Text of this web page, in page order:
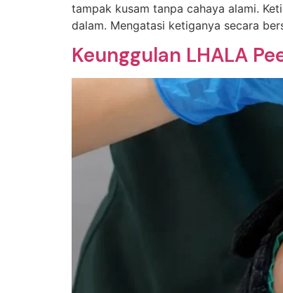
tampak kusam tanpa cahaya alami.
dalam. Mengatasi ketiganya secara
Keunggulan LHALA